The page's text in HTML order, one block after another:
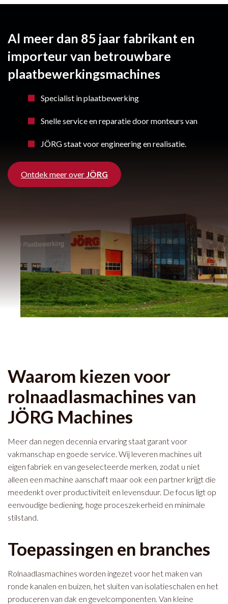
Al meer dan 85 jaar fabrikant en
importeur van betrouwbare
plaatbewerkingsmachines
Specialist in plaatbewerking
Snelle service en reparatie door monteurs van
JÖRG staat voor engineering en realisatie.
Ontdek meer over JÖRG
Waarom kiezen voor
rolnaadlasmachines van
JÖRG Machines
Meer dan negen decennia ervaring staat garant voor
vakmanschap en goede service. Wij leveren machines uit
eigen fabriek en van geselecteerde merken, zodat u niet
alleen een machine aanschaft maar ook een partner krijgt die
meedenkt over productiviteit en levensduur. De focus ligt op
eenvoudige bediening, hoge proceszekerheid en minimale
stilstand.
Toepassingen en branches
Rolnaadlasmachines worden ingezet voor het maken van
ronde kanalen en buizen, het sluiten van isolatieschalen en het
produceren van dak en gevelcomponenten. Van kleine